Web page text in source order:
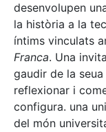
desenvolupen
la història a la
íntims vinculats
Franca. Una
gaudir de la
reflexionar i
configura. una
del món